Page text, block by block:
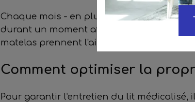
Chaque mois - en plus des tâches
durant un moment afin de permettre au
matelas prennent l'air. Vous pouvez
Comment optimiser la
Pour garantir l'entretien du lit médicalisé,